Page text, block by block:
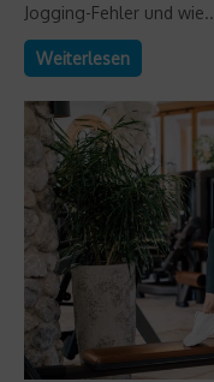
Jogging-Fehler und
Weiterlesen